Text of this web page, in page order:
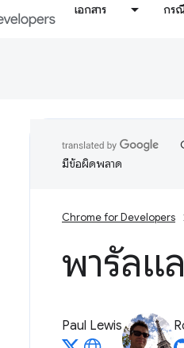
เอกสาร กร
มีข้อผิดพลาด
Chrome for Developers
พารัลแ
Paul Lewis